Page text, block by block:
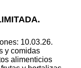
10.03.26.
y comidas
alimenticios